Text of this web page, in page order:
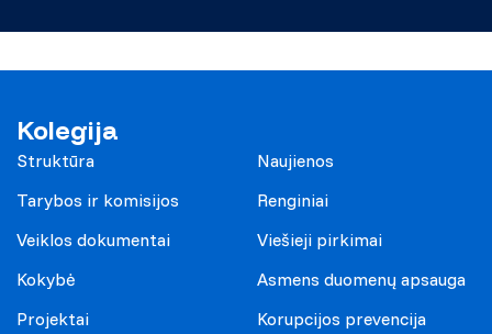
Kolegija
Struktūra
Tarybos ir komisijos
Veiklos dokumentai
Kokybė
Projektai
Naujienos
Renginiai
Viešieji pirkimai
Asmens duomenų apsauga
Korupcijos prevencija